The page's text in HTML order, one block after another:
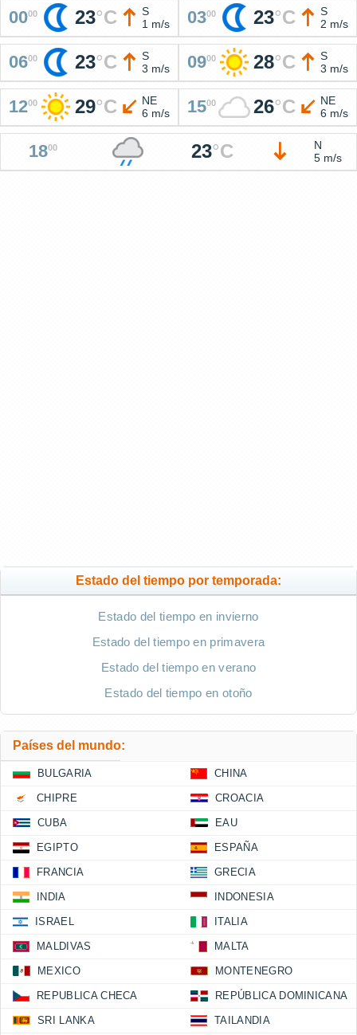
0000 23°C
S
1 m/s
0300 23°C
S
2 m/s
0600 23°C
S
3 m/s
0900 28°C
S
3 m/s
1200 29°C
NE
6 m/s
1500 26°C
NE
6 m/s
1800 23°C
N
5 m/s
Estado del tiempo por temporada:
Estado del tiempo en invierno
Estado del tiempo en primavera
Estado del tiempo en verano
Estado del tiempo en otoño
Países del mundo:
BULGARIA CHINA
CHIPRE CROACIA
CUBA EAU
EGIPTO ESPAÑA
FRANCIA GRECIA
INDIA INDONESIA
ISRAEL ITALIA
MALDIVAS MALTA
MEXICO MONTENEGRO
REPUBLICA CHECA REPÚBLICA DOMINICANA
SRI LANKA TAILANDIA